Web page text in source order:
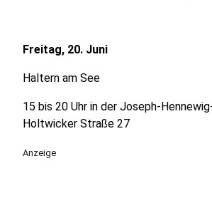
Freitag, 20. Juni
Haltern am See
15 bis 20 Uhr in der Joseph-
Holtwicker Straße 27
Anzeige